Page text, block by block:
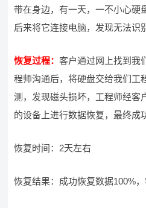
带在身边，有一天，一不小心硬
后来将它连接电脑，发现无法识
恢复过程：客户通过网上找到我
程师沟通后，将硬盘交给我们工
测，发现磁头损坏，工程师经客
的设备上进行数据恢复，最终成
恢复时间：2天左右
恢复结果：成功恢复数据100%，